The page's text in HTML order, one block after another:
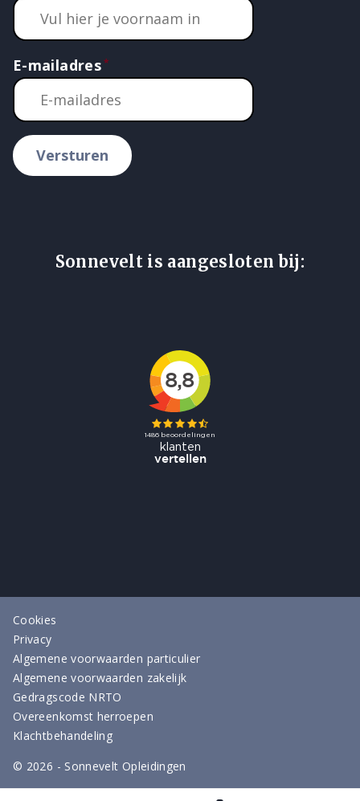
E-mailadres
Versturen
Sonnevelt is aangesloten bij:
Cookies
Privacy
Algemene voorwaarden particulier
Algemene voorwaarden zakelijk
Gedragscode NRTO
Overeenkomst herroepen
Klachtbehandeling
© 2026 - Sonnevelt Opleidingen